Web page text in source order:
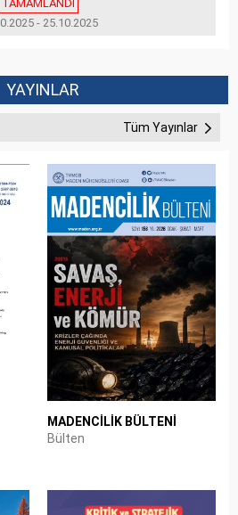
TAMAMLANDI
- 25.10.2025
YAYINLAR
Tüm Yayınlar
MADENCİLİK BÜLTENİ
Bülten